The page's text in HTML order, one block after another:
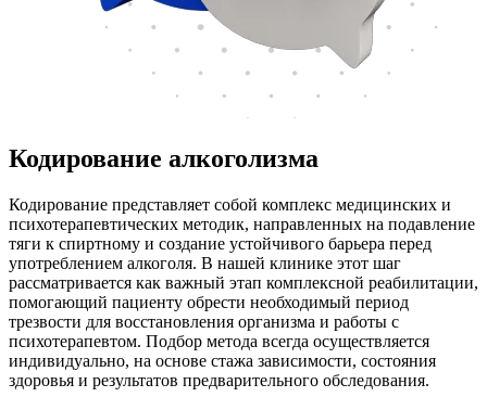
Кодирование алкоголизма
Кодирование представляет собой комплекс медицинских и
психотерапевтических методик, направленных на подавление
тяги к спиртному и создание устойчивого барьера перед
употреблением алкоголя. В нашей клинике этот шаг
рассматривается как важный этап комплексной реабилитации,
помогающий пациенту обрести необходимый период
трезвости для восстановления организма и работы с
психотерапевтом. Подбор метода всегда осуществляется
индивидуально, на основе стажа зависимости, состояния
здоровья и результатов предварительного обследования.